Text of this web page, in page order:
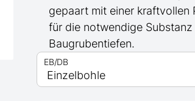
gepaart mit einer kraftvollen
für die notwendige Substanz
Baugrubentiefen.
EB/DB